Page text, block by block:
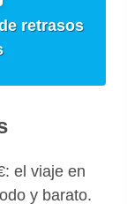
retrasos
el viaje en
y barato.